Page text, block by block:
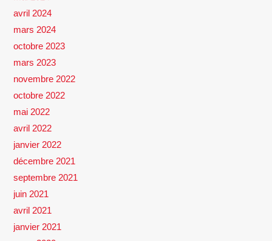
avril 2024
mars 2024
octobre 2023
mars 2023
novembre 2022
octobre 2022
mai 2022
avril 2022
janvier 2022
décembre 2021
septembre 2021
juin 2021
avril 2021
janvier 2021